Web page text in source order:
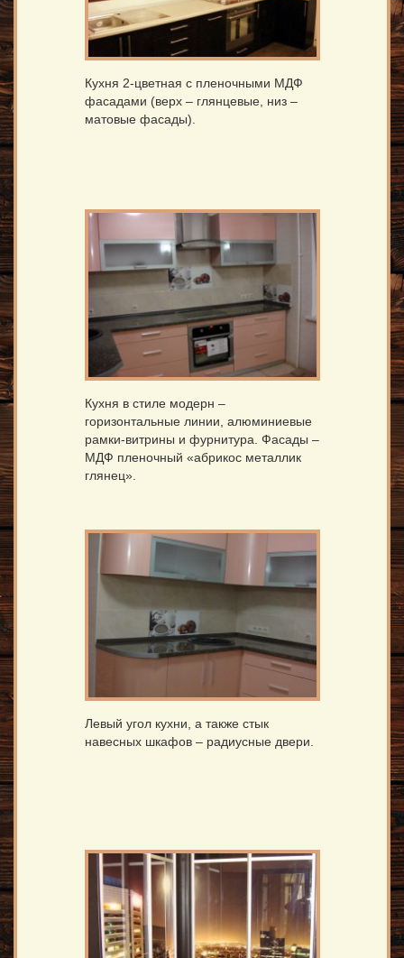
Кухня 2-цветная с пленочными МДФ
фасадами (верх – глянцевые, низ –
матовые фасады).
Кухня в стиле модерн –
горизонтальные линии, алюминиевые
рамки-витрины и фурнитура. Фасады –
МДФ пленочный «абрикос металлик
глянец».
Левый угол кухни, а также стык
навесных шкафов – радиусные двери.